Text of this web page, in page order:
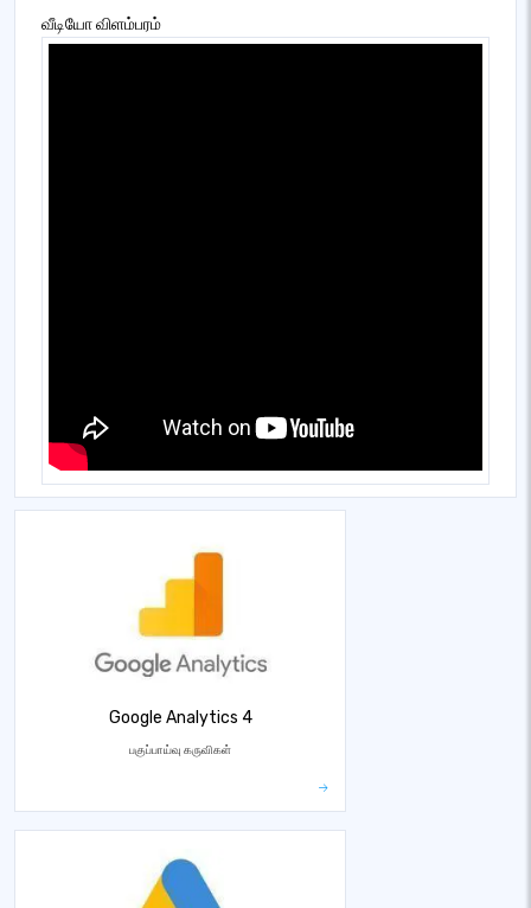
வீடியோ விளம்பரம்
Google Analytics 4
பகுப்பாய்வு கருவிகள்